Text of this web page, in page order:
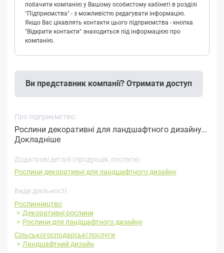
побачити компанію у Вашому особистому кабінеті в розділі
"Підприємства" - з можливістю редагувати інформацію.
Якщо Вас цікавлять контакти цього підприємства - кнопка
"Відкрити контакти" знаходиться під інформацією про
компанію.
Ви представник компанії? Отримати доступ
Про підприємство:
Рослини декоративні для ландшафтного дизайну...
Докладніше
Додаткові деталі (продукція, послуги) :
Рослини декоративні для ландшафтного дизайну
Види діяльності
Рослинництво
Декоративні рослини
Рослини для ландшафтного дизайну
Сільськогосподарські послуги
Ландшафтний дизайн